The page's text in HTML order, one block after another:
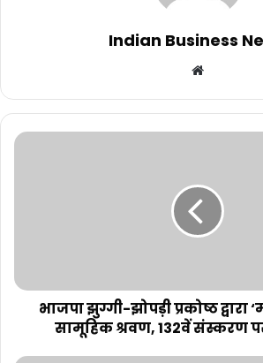
Indian Business
Website
भाजपा झुग्गी-झोपड़ी प्रकोष्ठ द्वारा
सामूहिक श्रवण, 132वें संस्करण